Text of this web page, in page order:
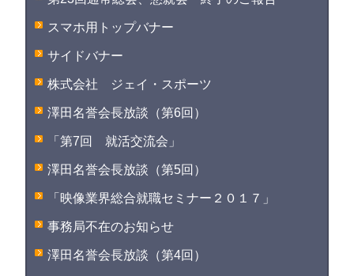
スマホ用トップバナー
サイドバナー
株式会社 ジェイ・スポーツ
澤田名誉会長放談（第6回）
「第7回 就活交流会」
澤田名誉会長放談（第5回）
「映像業界総合就職セミナー２０１７」
事務局不在のお知らせ
澤田名誉会長放談（第4回）